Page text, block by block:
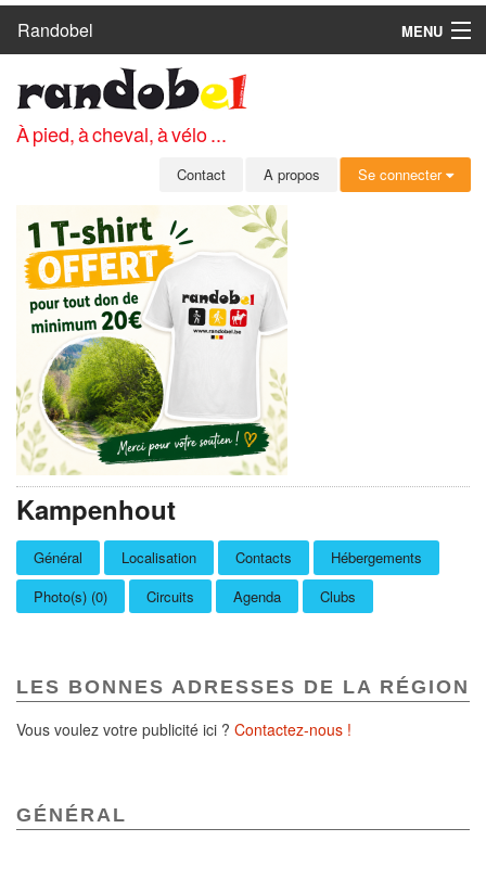
Randobel
MENU
CIRCUITS
CLUBS
MEMBRES
SE CONNECTER
INSCRIPTION GRATUITE
MOT DE PASSE OUBLIÉ
À pied, à cheval, à vélo ...
Contact A propos Se connecter
Kampenhout
Général Localisation Contacts
Hébergements
Photo(s) (0)
Circuits Agenda Clubs
LES BONNES ADRESSES DE LA RÉGION
Vous voulez votre publicité ici ? Contactez-nous !
GÉNÉRAL